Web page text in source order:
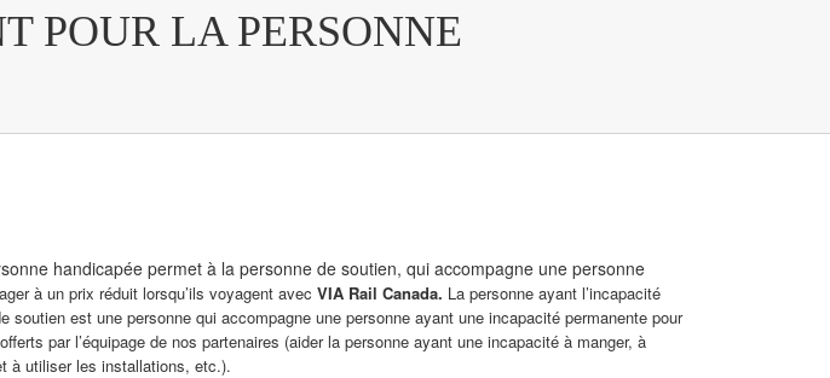
POUR LA PERSONNE
handicapée permet à la personne de soutien, qui accompagne une personne
à un prix réduit lorsqu’ils voyagent avec VIA Rail Canada. La personne ayant l’incapacité
soutien est une personne qui accompagne une personne ayant une incapacité permanente pour
par l’équipage de nos partenaires (aider la personne ayant une incapacité à manger, à
à utiliser les installations, etc.).